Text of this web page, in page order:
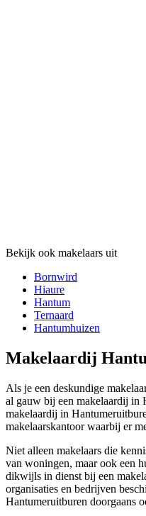
Bekijk ook makelaars uit
Bornwird
Hiaure
Hantum
Ternaard
Hantumhuizen
Makelaardij
Als je een deskundige
al gauw bij een makelaardij in
makelaardij in
makelaarskantoor waarbij er
Niet alleen makelaars die
van woningen, maar ook een
dikwijls in dienst bij een
organisaties en bedrijven
Hantumeruitburen doorgaans